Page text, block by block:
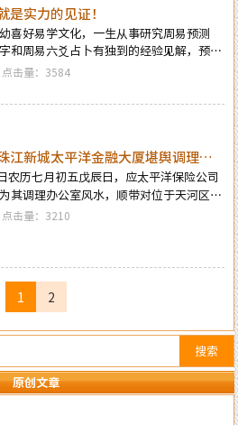
搜索
原创文章
上，准确率在98%以上。
是实力的见证！
喜好易学文化，一生从事研究周易预测
和周易六爻占卜有独到的经验见解，预测
，准确率达到百分之九十九，陈洲先生更
与调理提供了切实可靠有效的建议，客户
是从客户的好评中得到的，看看下面这些
好评，你就会觉得能找到陈洲先生亲自为
是你人生好运及福分的开始…
点击量：3584
江新城太平洋金融大厦堪舆调理风
农历七月初五戊辰日，应太平洋保险公司
其调理办公室风水，顺带对位于天河区珠
金融大厦整座办公楼及园区的风水格局进
点击量：3210
1 2